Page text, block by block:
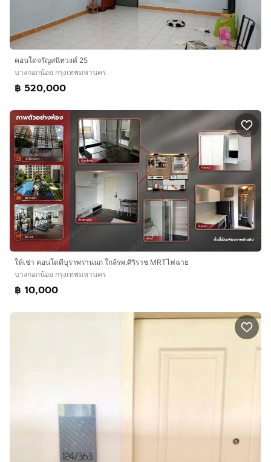
คอนโดจรัญสนิทวงศ์ 25
บางกอกน้อย กรุงเทพมหานคร
฿ 520,000
ให้เช่า คอนโดดีบุราพรานนก ใกล้รพ.ศิริราช MRTไฟฉาย
บางกอกน้อย กรุงเทพมหานคร
฿ 10,000